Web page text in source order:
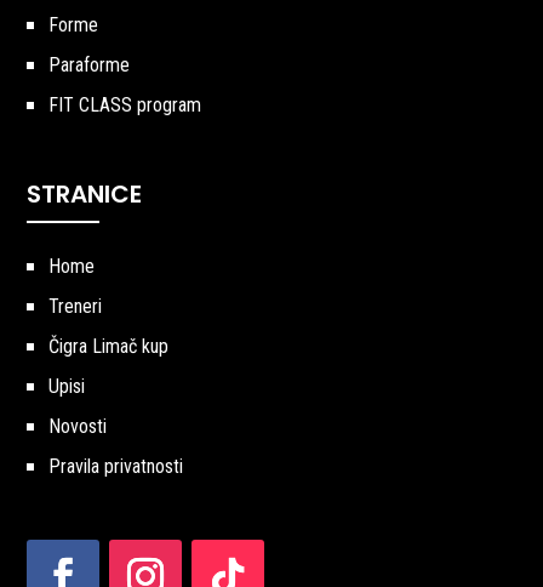
Forme
Paraforme
FIT CLASS program
STRANICE
Home
Treneri
Čigra Limač kup
Upisi
Novosti
Pravila privatnosti